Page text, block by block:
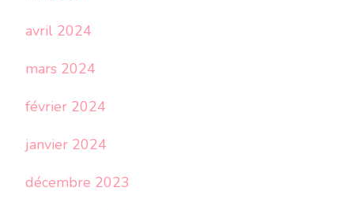
avril 2024
mars 2024
février 2024
janvier 2024
décembre 2023